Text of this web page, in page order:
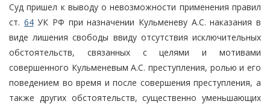
Суд пришел к выводу о невозможности применения правил
ст. 64УК РФ при назначении Кульменеву А.С. наказания в
виде лишения свободы ввиду отсутствия исключительных
обстоятельств, связанных с целями и мотивами
совершенного Кульменевым А.С. преступления, ролью и его
поведением во время и после совершения преступления, а
также других обстоятельств, существенно уменьшающих